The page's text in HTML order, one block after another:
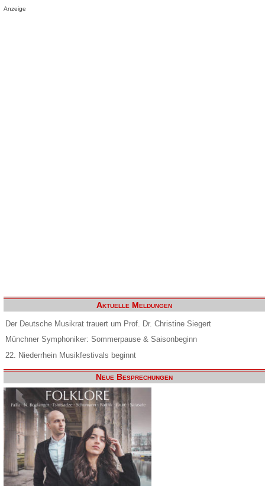
Anzeige
Aktuelle Meldungen
Der Deutsche Musikrat trauert um Prof. Dr. Christine Siegert
Münchner Symphoniker: Sommerpause & Saisonbeginn
22. Niederrhein Musikfestivals beginnt
Neue Besprechungen